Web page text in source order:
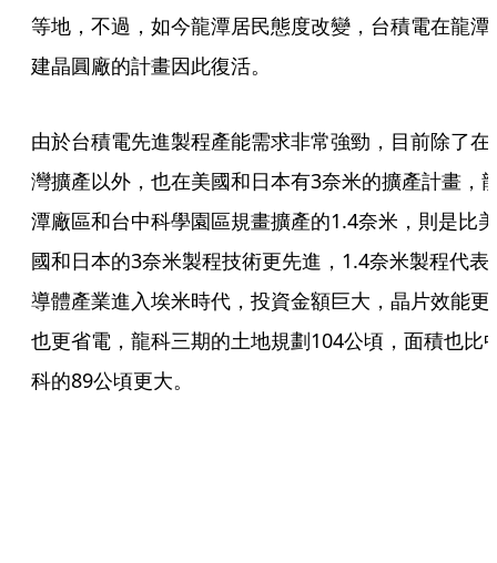
等地，不過，如今龍潭居民態度改變，台積電在龍潭
建晶圓廠的計畫因此復活。
由於台積電先進製程產能需求非常強勁，目前除了在
灣擴產以外，也在美國和日本有3奈米的擴產計畫，
潭廠區和台中科學園區規畫擴產的1.4奈米，則是比美
國和日本的3奈米製程技術更先進，1.4奈米製程代表
導體產業進入埃米時代，投資金額巨大，晶片效能更
也更省電，龍科三期的土地規劃104公頃，面積也比
科的89公頃更大。